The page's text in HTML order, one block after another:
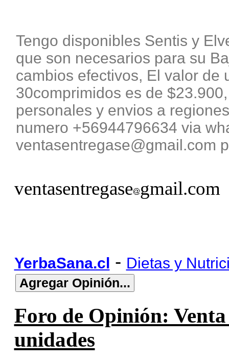
Tengo disponibles Sentis y
que son necesarios para su
cambios efectivos, El valor de
30comprimidos es de
personales y envios a
numero +56944796634 via
ventasentregase@gmail.com
ventasentregase gmail.com
YerbaSana.cl - Dietas y
Foro de Opinión:
unidades